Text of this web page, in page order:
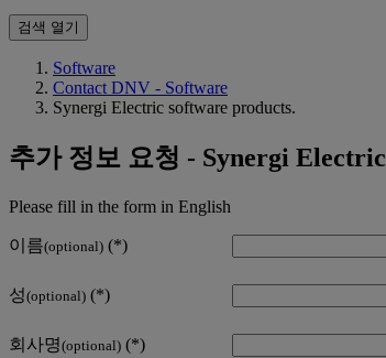
검색 열기
Software
Contact DNV - Software
Synergi Electric software products.
추가 정보 요청 - Synergi Electric
Please fill in the form in English
이름(optional)
성(optional)
회사명(optional)